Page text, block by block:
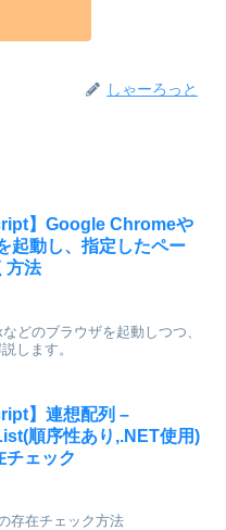
しゃーろっと
】Google Chromeや
起動し、指定したペー
方法
どのブラウザを起動しつつ、
します。
】連想配列 –
順序性あり,.NET使用)
チェック
存在チェック方法